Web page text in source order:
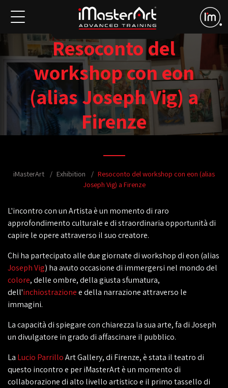
Resoconto del
workshop con eon
(alias Joseph Vig) a
Firenze
iMasterArt Exhibition
Resoconto del workshop con eon (alias
Joseph Vig) a Firenze
L'incontro con un Artista è un momento di raro
approfondimento culturale e di straordinaria opportunità di
capire le opere attraverso il suo creatore.
Chi ha partecipato alle due giornate di workshop di eon (alias
Joseph Vig) ha avuto occasione di immergersi nel mondo del
colore, delle ombre, della giusta sfumatura,
dell'inchiostrazionee della narrazione attraverso le
immagini.
La capacità di spiegare con chiarezza la sua arte, fa di Joseph
un divulgatore in grado di affascinare il pubblico.
La Lucio ParrilloArt Gallery, di Firenze, è stata il teatro di
questo incontro e per iMasterArt è un momento di
collaborazione di alto livello artistico e il primo tassello di